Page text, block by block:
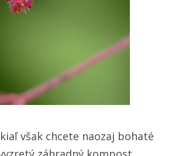
však chcete naozaj bohaté